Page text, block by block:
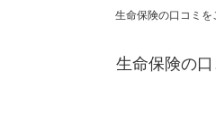
生命保険の口コミを
生命保険の